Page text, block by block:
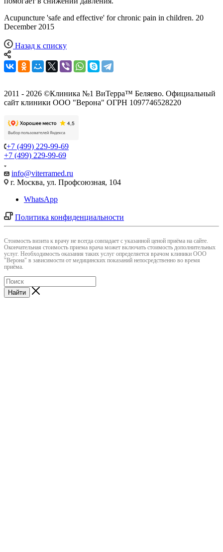
Acupuncture 'safe and effective' for chronic pain in children. 20
December 2015
Назад к списку
2011 - 2026 ©Клиника №1 ВиТерра™ Беляево. Официальный
сайт клиники ООО "Верона" ОГРН 1097746528220
+7 (499) 229-99-69
+7 (499) 229-99-69
info@viterramed.ru
г. Москва, ул. Профсоюзная, 104
WhatsApp
Политика конфиденциальности
Cтоимость визита к врачу не всегда совпадает с указанной ценой приёма на сайте.
Окончательная стоимость приема врача может включать стоимость дополнительных
услуг. Необходимость оказания таких услуг определяется врачом клиники ООО
"Верона" в зависимости от медицинских показаний непосредственно во время
приёма.
Найти